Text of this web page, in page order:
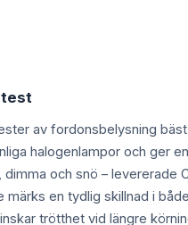
test
av fordonsbelysning
halogenlampor och ger
och snö –
en tydlig skillnad i
trötthet vid längre